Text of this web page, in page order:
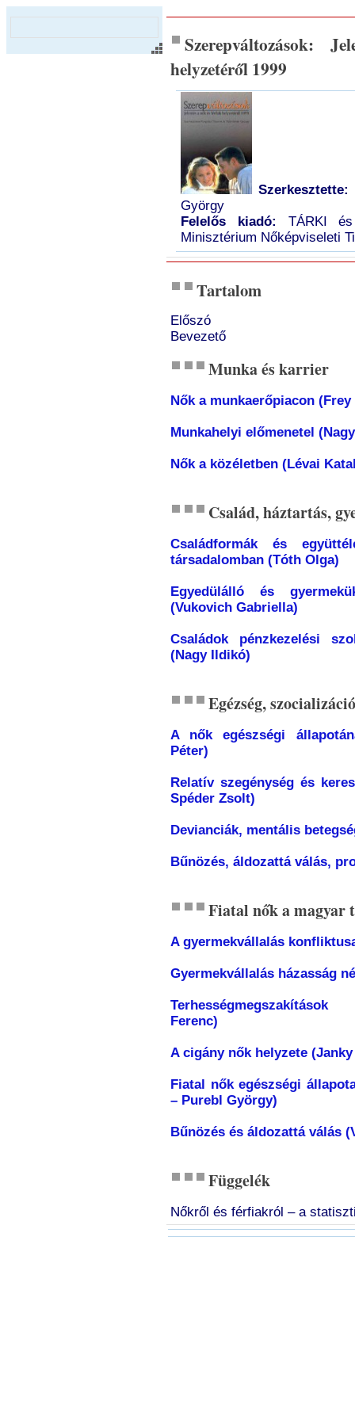
Szerepváltozások:
helyzetéről 1999
Szerkesztette:
György
Felelős kiadó:
TÁRKI
Minisztérium Nőképviseleti
Tartalom
Előszó
Bevezető
Munka és karrier
Nők a munkaerőpiacon (Frey
Munkahelyi előmenetel
Nők a közéletben (Lévai
Család, háztartás,
Családformák és
társadalomban (Tóth Olga)
Egyedülálló és
(Vukovich Gabriella)
Családok pénzkezelési
(Nagy Ildikó)
Egézség,
A nők egészségi
Péter)
Relatív szegénység és
Spéder Zsolt)
Devianciák, mentális
Bűnözés, áldozattá válás,
Fiatal nők a magyar
A gyermekvállalás
Gyermekvállalás házasság
Ferenc)
A cigány nők helyzete
Fiatal nők egészségi
– Purebl György)
Bűnözés és áldozattá válás
Függelék
Nőkről és férfiakról – a